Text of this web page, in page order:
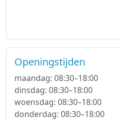
Openingstijden
maandag: 08:30–18:00
dinsdag: 08:30–18:00
woensdag: 08:30–18:00
donderdag: 08:30–18:00